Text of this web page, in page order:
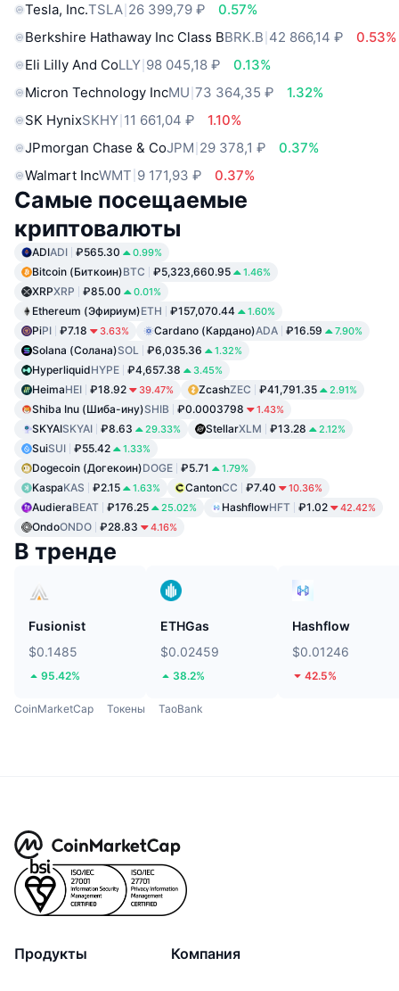
Tesla, Inc.TSLA 26 399,79 ₽
0.57%
Berkshire Hathaway Inc Class BBRK.B 42 866,14 ₽
0.53%
Eli Lilly And CoLLY 98 045,18 ₽
0.13%
Micron Technology IncMU 73 364,35 ₽
1.32%
SK HynixSKHY 11 661,04 ₽
1.10%
JPmorgan Chase & CoJPM 29 378,1 ₽
0.37%
Walmart IncWMT 9 171,93 ₽ 0.37%
Самые посещаемые
криптовалюты
ADIADI ₽565.30 0.99%
Bitcoin (Биткоин)BTC ₽5,323,660.95 1.46%
XRPXRP ₽85.00 0.01%
Ethereum (Эфириум)ETH ₽157,070.44 1.60%
PiPI ₽7.18 3.63% Cardano (Кардано)ADA ₽16.59 7.90%
Solana (Солана)SOL ₽6,035.36 1.32%
HyperliquidHYPE ₽4,657.38 3.45%
HeimaHEI ₽18.92 39.47% ZcashZEC ₽41,791.35 2.91%
Shiba Inu (Шиба-ину)SHIB ₽0.0003798 1.43%
SKYAISKYAI ₽8.63 29.33% StellarXLM ₽13.28 2.12%
SuiSUI ₽55.42 1.33%
Dogecoin (Догекоин)DOGE ₽5.71 1.79%
KaspaKAS ₽2.15 1.63% CantonCC ₽7.40 10.36%
AudieraBEAT ₽176.25 25.02% HashflowHFT ₽1.02 42.42%
OndoONDO ₽28.83 4.16%
В тренде
Fusionist
$0.1485
95.42%
ETHGas
$0.02459
38.2%
Hashflow
$0.01246
42.5%
CoinMarketCap Токены TaoBank
Продукты Компания